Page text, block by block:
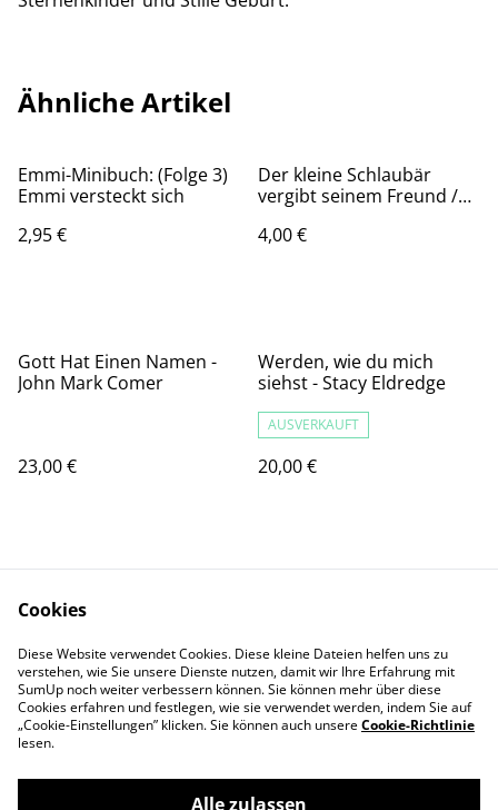
Ähnliche Artikel
Emmi-Minibuch: (Folge 3)
Emmi versteckt sich
2,95 €
Der kleine Schlaubär
vergibt seinem Freund /
Steve
4,00 €
Gott Hat Einen Namen -
John Mark Comer
23,00 €
Werden, wie du mich
siehst - Stacy Eldredge
AUSVERKAUFT
20,00 €
Kontaktieren Sie uns
Rechtliche
Bestimmungen
Datenschutzbestimm
ungen von SumUp
Cookie-Richtlinie
Cookies
Diese Website verwendet Cookies. Diese kleine Dateien helfen uns zu
verstehen, wie Sie unsere Dienste nutzen, damit wir Ihre Erfahrung mit
SumUp noch weiter verbessern können. Sie können mehr über diese
Cookies erfahren und festlegen, wie sie verwendet werden, indem Sie auf
„Cookie-Einstellungen” klicken. Sie können auch unsereCookie-Richtlinie
lesen.
Alle zulassen